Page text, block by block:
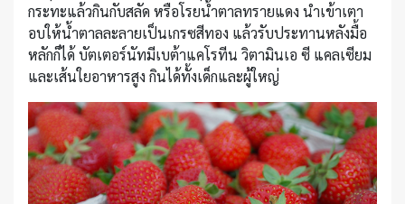
กระทะแล้วกินกับสลัด หรือโรยน้ำตาลทรายแดง นำเข้าเตา
อบให้น้ำตาลละลายเป็นเกรซสีทอง แล้วรับประทานหลังมื้อ
หลักก็ได้ บัตเตอร์นัทมีเบต้าแคโรทีน วิตามินเอ ซี แคลเซียม
และเส้นใยอาหารสูง กินได้ทั้งเด็กและผู้ใหญ่